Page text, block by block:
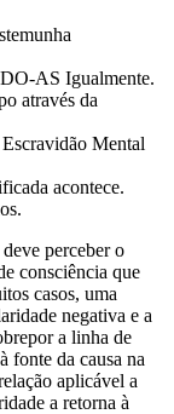
AS Igualmente.
através da
Mental
acontece.
perceber o
consciência que
casos, uma
negativa e a
a linha de
fonte da causa na
aplicável a
a retorna à